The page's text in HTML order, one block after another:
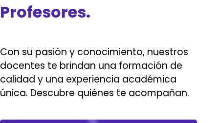
Profesores.
Con su pasión y conocimiento, nuestros
docentes te brindan una formación de
calidad y una experiencia académica
única. Descubre quiénes te acompañan.